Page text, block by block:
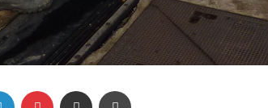
Linkedin Pinterest Partager par email